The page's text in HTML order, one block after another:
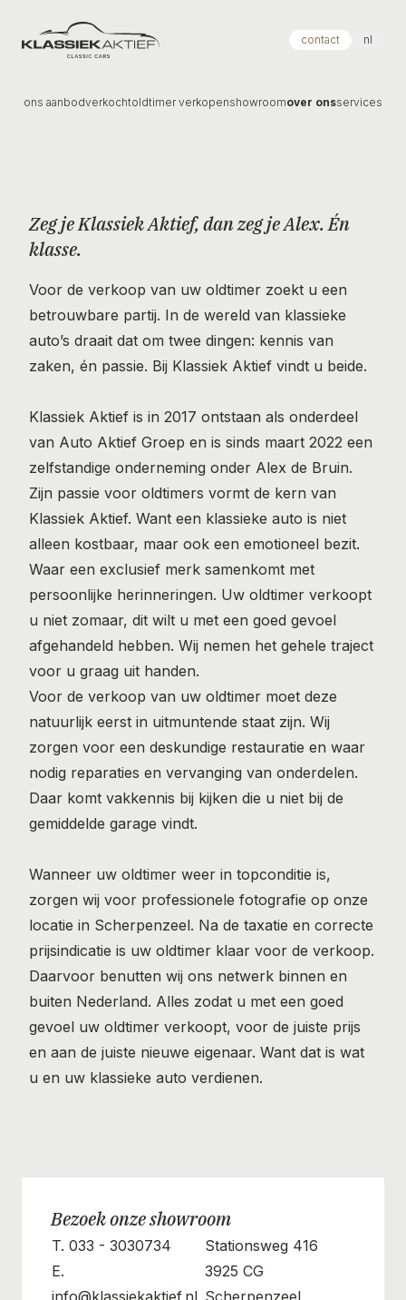
Klassiek Aktief contact nl
ons aanbodverkochtoldtimer verkopenshowroomover onsservices
Zeg je Klassiek Aktief, dan zeg je Alex. Én
klasse.
Voor de verkoop van uw oldtimer zoekt u een
betrouwbare partij. In de wereld van klassieke
auto’s draait dat om twee dingen: kennis van
zaken, én passie. Bij Klassiek Aktief vindt u beide.
Klassiek Aktief is in 2017 ontstaan als onderdeel
van Auto Aktief Groep en is sinds maart 2022 een
zelfstandige onderneming onder Alex de Bruin.
Zijn passie voor oldtimers vormt de kern van
Klassiek Aktief. Want een klassieke auto is niet
alleen kostbaar, maar ook een emotioneel bezit.
Waar een exclusief merk samenkomt met
persoonlijke herinneringen. Uw oldtimer verkoopt
u niet zomaar, dit wilt u met een goed gevoel
afgehandeld hebben. Wij nemen het gehele traject
voor u graag uit handen.
Voor de verkoop van uw oldtimer moet deze
natuurlijk eerst in uitmuntende staat zijn. Wij
zorgen voor een deskundige restauratie en waar
nodig reparaties en vervanging van onderdelen.
Daar komt vakkennis bij kijken die u niet bij de
gemiddelde garage vindt.
Wanneer uw oldtimer weer in topconditie is,
zorgen wij voor professionele fotografie op onze
locatie in Scherpenzeel. Na de taxatie en correcte
prijsindicatie is uw oldtimer klaar voor de verkoop.
Daarvoor benutten wij ons netwerk binnen en
buiten Nederland. Alles zodat u met een goed
gevoel uw oldtimer verkoopt, voor de juiste prijs
en aan de juiste nieuwe eigenaar. Want dat is wat
u en uw klassieke auto verdienen.
Bezoek onze showroom
T. 033 - 3030734
E.
info@klassiekaktief.nl
Stationsweg 416
3925 CG
Scherpenzeel